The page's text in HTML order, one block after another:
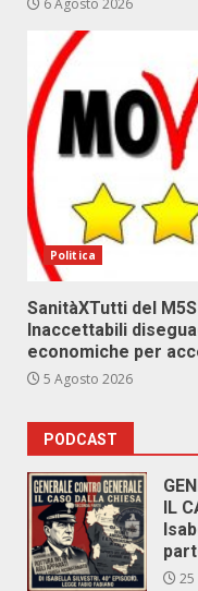
6 Agosto 2026
Politica
SanitàXTutti del
Inaccettabili
economiche per
5 Agosto 2026
PODCAST
IL
25